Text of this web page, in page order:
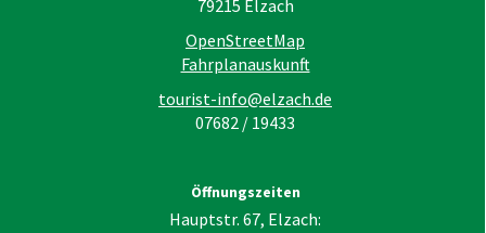
79215 Elzach
OpenStreetMap
Fahrplanauskunft
tourist-info@elzach.de
07682 / 19433
Öffnungszeiten
Hauptstr. 67, Elzach: